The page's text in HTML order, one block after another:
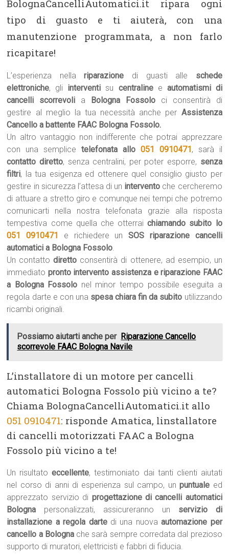
BolognaCancelliAutomatici.it ripara ogni
tipo di guasto e ti aiuterà, con una
manutenzione programmata, a non farlo
ricapitare!
L’esperienza nellariparazione di guasti alle schede
elettroniche, gli interventi su centralinee automatismi di
cancelli scorrevoli a Bologna Fossolo ci consentirà di
gestire al meglio la tua necessità anche per Assistenza
Cancello a battente FAAC Bologna Fossolo.
Un altro vantaggio non indifferente che potrai apprezzare
con una semplicetelefonata allo 051 0910471, sarà il
contatto diretto, senza centralini, per poter esporre, senza
filtri, la tua esigenza ed ottenere quel consiglio giusto per
gestire in sicurezza l’attesa di un intervento che cercheremo
di attuare a stretto giro e comunque nei tempi che potremo
comunicarti nella nostra telefonata grazie alla risposta
tempestiva come quella che otterraichiamando subito lo
051 0910471
e richiedere unSOS riparazione cancelli
automatici a Bologna Fossolo.
Un contattodiretto consentirà di ottenere, ad esempio, un
immediato pronto intervento assistenza e riparazione FAAC
a Bologna Fossolo nel minor tempo possibile eseguita a
regola darte e con una spesa chiara fin da subito utilizzando
ricambi originali.
Possiamo aiutarti anche per Riparazione Cancello
scorrevole FAAC Bologna Navile
L’installatore di un motore per cancelli
automatici Bologna Fossolo più vicino a te?
Chiama BolognaCancelliAutomatici.it allo
051 0910471: risponde Amatica, linstallatore
di cancelli motorizzati FAAC a Bologna
Fossolo più vicino a te!
Un risultatoeccellente, testimoniato dai tanti clienti aiutati
nel corso di anni di esperienza sul campo, unpuntuale ed
apprezzato servizio di progettazione di cancelli automatici
Bologna personalizzati, assicureranno un servizio di
installazione a regola dartedi una nuovaautomazione per
cancello a Bologna che sarà sempre corredata dal prezioso
supporto di muratori, elettricisti e fabbri di fiducia.